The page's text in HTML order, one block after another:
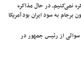
نمی‌کنیم، در حال مذاکره
به سود ایران بود آمریکا
سوالی از رئیس جمهور در